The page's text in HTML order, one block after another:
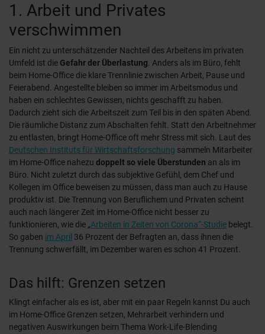
1. Arbeit und Privates
verschwimmen
Ein nicht zu unterschätzender Nachteil des Arbeitens im privaten
Umfeld ist die Gefahr der Überlastung. Anders als im Büro, fehlt
beim Home-Office die klare Trennlinie zwischen Arbeit, Pause und
Feierabend. Angestellte bleiben so immer im Arbeitsmodus und
haben ein schlechtes Gewissen, nichts geschafft zu haben.
Dadurch zieht sich die Arbeitszeit zum Teil bis in den späten Abend.
Die räumliche Distanz zum Abschalten fehlt. Statt den Arbeitnehmer
zu entlasten, bringt Home-Office oft mehr Stress mit sich. Laut des
Deutschen Instituts für Wirtschaftsforschung sammeln Mitarbeiter
im Home-Office nahezu doppelt so viele Überstunden an als im
Büro. Nicht zuletzt durch das subjektive Gefühl, dem Chef und
Kollegen im Office beweisen zu müssen, dass man auch zu Hause
produktiv ist. Die Trennung von Beruflichem und Privaten scheint
auch nach längerer Zeit im Home-Office nicht besser zu
funktionieren, wie die „Arbeiten in Zeiten von Corona“-Studie belegt.
So gaben im April 36 Prozent der Befragten an, dass ihnen die
Trennung schwerfällt, im Dezember waren es schon 41 Prozent.
Das hilft: Grenzen setzen
Klingt einfacher als es ist, aber mit ein paar Regeln kannst Du auch
im Home-Office Grenzen setzen, Mehrarbeit verhindern und
negativen Auswirkungen beim Thema Work-Life-Blending